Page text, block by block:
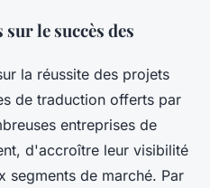
le succès des
la réussite des projets
de traduction offerts par
entreprises de
d'accroître leur visibilité
segments de marché. Par